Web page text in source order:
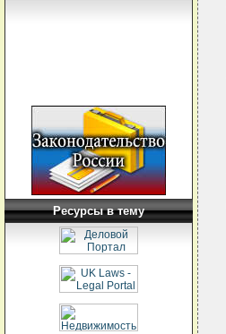
Ресурсы в тему